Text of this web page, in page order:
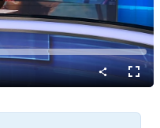
način